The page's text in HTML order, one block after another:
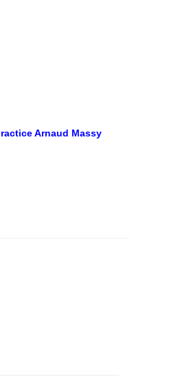
Arnaud Massy